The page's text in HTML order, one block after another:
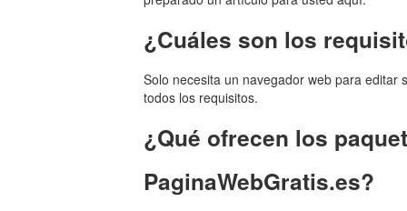
¿Cuáles son los
Solo necesita un navegador web para editar
todos los requisitos.
¿Qué ofrecen los
PaginaWebGratis.es?